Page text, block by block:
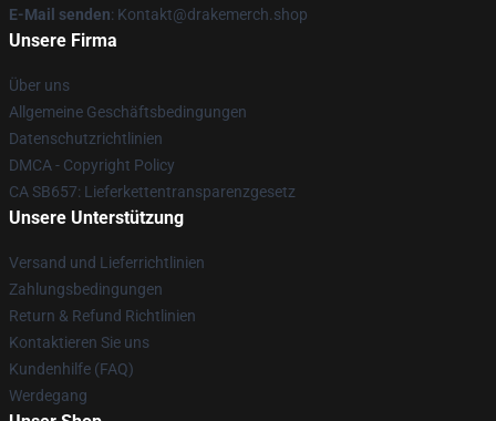
E-Mail senden: Kontakt@drakemerch.shop
Unsere Firma
Über uns
Allgemeine Geschäftsbedingungen
Datenschutzrichtlinien
DMCA - Copyright Policy
CA SB657: Lieferkettentransparenzgesetz
Unsere Unterstützung
Versand und Lieferrichtlinien
Zahlungsbedingungen
Return & Refund Richtlinien
Kontaktieren Sie uns
Kundenhilfe (FAQ)
Werdegang